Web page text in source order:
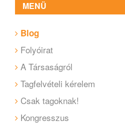
MENÜ
Blog
Folyóirat
A Társaságról
Tagfelvételi kérelem
Csak tagoknak!
Kongresszus